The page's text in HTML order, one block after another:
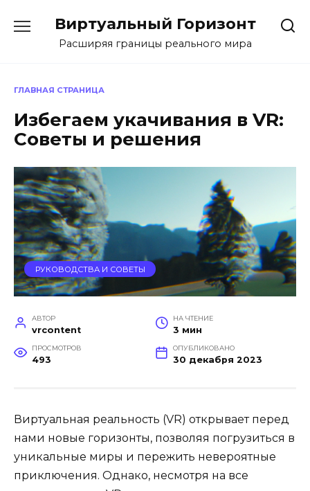
содержанию
Виртуальный Горизонт
Расширяя границы реального мира
ГЛАВНАЯ СТРАНИЦА
Избегаем укачивания в VR:
Советы и решения
РУКОВОДСТВА И СОВЕТЫ
АВТОР
vrcontent
НА ЧТЕНИЕ
3 мин
ПРОСМОТРОВ
493
ОПУБЛИКОВАНО
30 декабря 2023
Виртуальная реальность (VR) открывает перед
нами новые горизонты, позволяя погрузиться в
уникальные миры и пережить невероятные
приключения. Однако, несмотря на все